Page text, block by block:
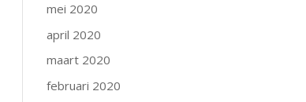
mei 2020
april 2020
maart 2020
februari 2020